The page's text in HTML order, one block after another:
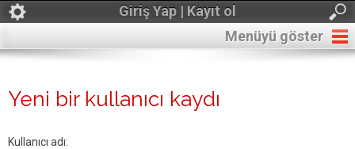
Giriş Yap | Kayıt ol
Menüyü göster
Yeni bir kullanıcı kaydı
Kullanıcı adı: